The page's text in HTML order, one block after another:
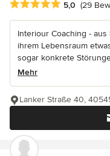
Durchschnittliche
5,0 (29
Interiour Coaching -
ihrem Lebensraum
sogar konkrete
Mehr
Lanker Straße 40,